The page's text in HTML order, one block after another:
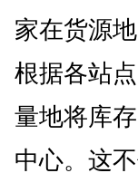
家在货源
根据各站
量地将库
中心。这